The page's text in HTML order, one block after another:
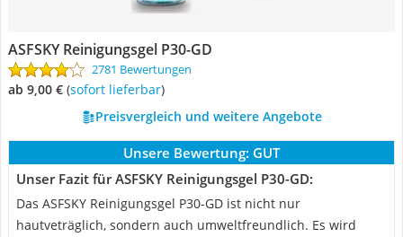
ASFSKY Reinigungsgel P30-GD
2781 Bewertungen
ab 9,00 € ( Sofort lieferbar)
Preisvergleich und weitere Angebote
Unsere Bewertung: GUT
Unser Fazit für ASFSKY Reinigungsgel P30-GD:
Das ASFSKY Reinigungsgel P30-GD ist nicht nur
hautveträglich, sondern auch umweltfreundlich. Es wird